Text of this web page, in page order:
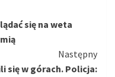
się na weta
Następny
się w górach. Policja: